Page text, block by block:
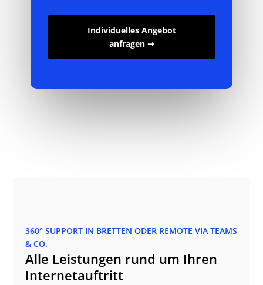
Individuelles Angebot
anfragen ➞
360° SUPPORT IN BRETTEN ODER REMOTE VIA TEAMS
& CO.
Alle Leistungen rund um Ihren
Internetauftritt